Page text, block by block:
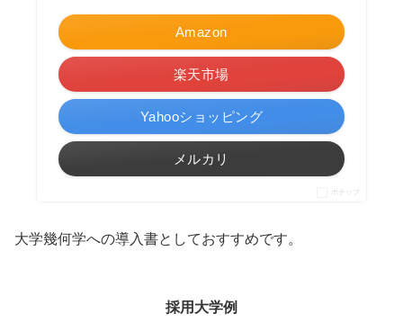
Amazon
楽天市場
Yahooショッピング
メルカリ
ポチップ
大学幾何学への導入書としておすすめです。
採用大学例